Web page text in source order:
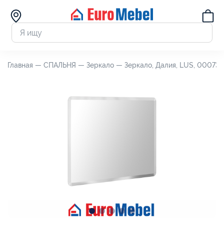
Главная — СПАЛЬНЯ — Зеркало — Зеркало, Далия, LUS,